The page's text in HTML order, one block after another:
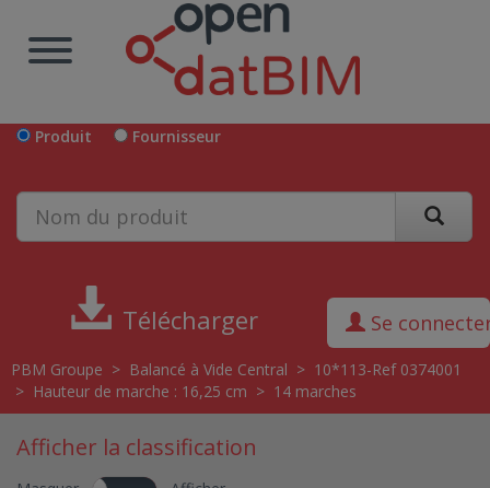
Produit Fournisseur
Télécharger Se
PBM Groupe > Balancé à Vide Central > 10*113-Ref 0374001
> Hauteur de marche : 16,25 cm > 14 marches
Afficher la classification